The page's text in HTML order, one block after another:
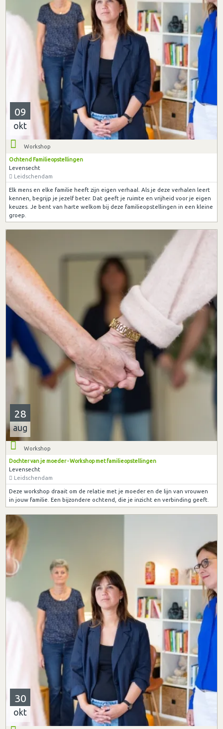
09
okt
Workshop
Ochtend Familieopstellingen
Levensecht
Leidschendam
Elk mens en elke familie heeft zijn eigen verhaal. Als je deze verhalen leert
kennen, begrijp je jezelf beter. Dat geeft je ruimte en vrijheid voor je eigen
keuzes. Je bent van harte welkom bij deze familieopstellingen in een kleine
groep.
28
aug
Workshop
Dochter van je moeder - Workshop met familieopstellingen
Levensecht
Leidschendam
Deze workshop draait om de relatie met je moeder en de lijn van vrouwen
in jouw familie. Een bijzondere ochtend, die je inzicht en verbinding geeft.
30
okt